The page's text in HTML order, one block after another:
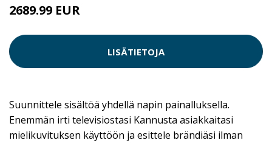
2689.99 EUR
LISÄTIETOJA
Suunnittele sisältöä yhdellä napin painalluksella.
Enemmän irti televisiostasi Kannusta asiakkaitasi
mielikuvituksen käyttöön ja esittele brändiäsi ilman